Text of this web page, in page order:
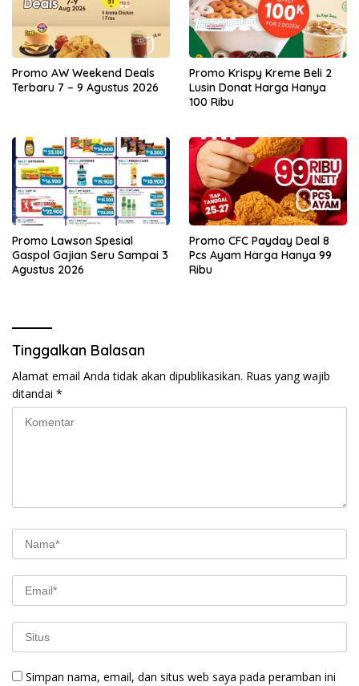
Promo AW Weekend Deals
Terbaru 7 – 9 Agustus 2026
Promo Krispy Kreme Beli 2
Lusin Donat Harga Hanya
100 Ribu
Promo Lawson Spesial
Gaspol Gajian Seru Sampai 3
Agustus 2026
Promo CFC Payday Deal 8
Pcs Ayam Harga Hanya 99
Ribu
Tinggalkan Balasan
Alamat email Anda tidak akan dipublikasikan. Ruas yang wajib
ditandai *
Simpan nama, email, dan situs web saya pada peramban ini